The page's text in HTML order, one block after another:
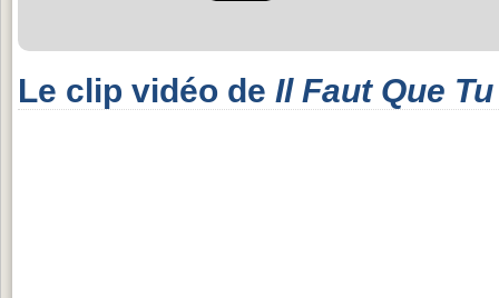
Le clip vidéo de Il Faut Que